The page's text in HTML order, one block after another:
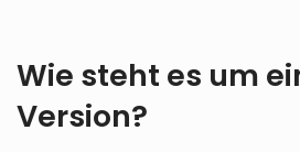
Wie steht es um
Version?